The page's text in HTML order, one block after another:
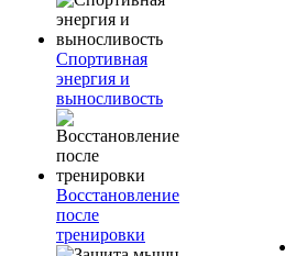
Спортивная
энергия и
выносливость
Восстановление
после
тренировки